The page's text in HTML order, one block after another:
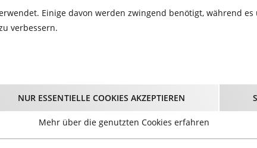
Elferbahnen
Einige davon werden zwingend benötigt, während
verbessern.
NUR ESSENTIELLE COOKIES AKZEPTIEREN
Mehr über die genutzten Cookies erfahren